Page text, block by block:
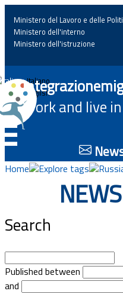
Home
News
Highlights
Events
Regulations and
Projects
Documents
Ministero del Lavoro e delle
Ministero dell'interno
Ministero dell'istruzione
Italiano
English
Work and live
Home Explore tags
Search
Published between
and